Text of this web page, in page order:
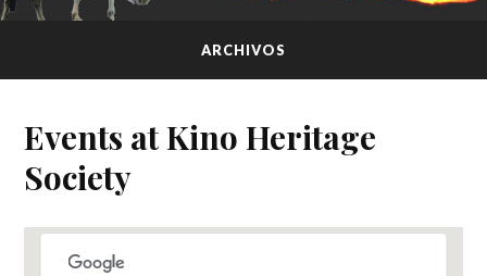
ARCHIVOS
Events atKino Heritage
Society